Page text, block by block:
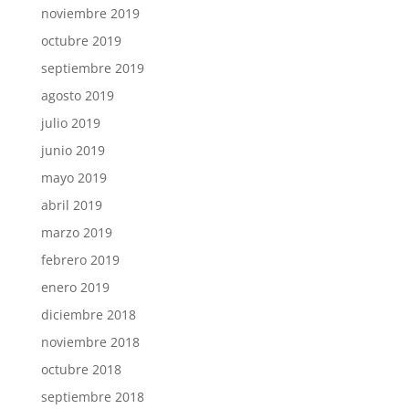
noviembre 2019
octubre 2019
septiembre 2019
agosto 2019
julio 2019
junio 2019
mayo 2019
abril 2019
marzo 2019
febrero 2019
enero 2019
diciembre 2018
noviembre 2018
octubre 2018
septiembre 2018